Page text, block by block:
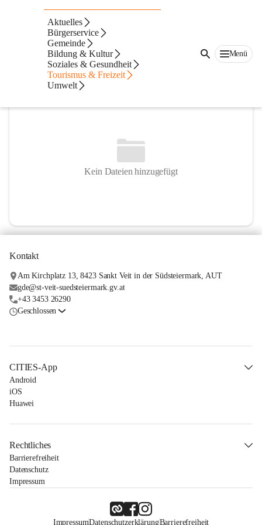
Aktuelles
Bürgerservice
Gemeinde
Bildung & Kultur
Soziales & Gesundheit
Tourismus & Freizeit
Umwelt
Menü
1. FC Saßtal
@1-fc-sasstal-sankt-veit-in-der-sudsteiermark
Fußballverein
In CITIES öffnen
Kein Dateien hinzugefügt
Kontakt
Am Kirchplatz 13, 8423 Sankt Veit in der Südsteiermark, AUT
gde@st-veit-suedsteiermark.gv.at
+43 3453 26290
Geschlossen
CITIES-App
Android
iOS
Huawei
Rechtliches
Barrierefreiheit
Datenschutz
Impressum
ImpressumDatenschutzerklärungBarrierefreiheit